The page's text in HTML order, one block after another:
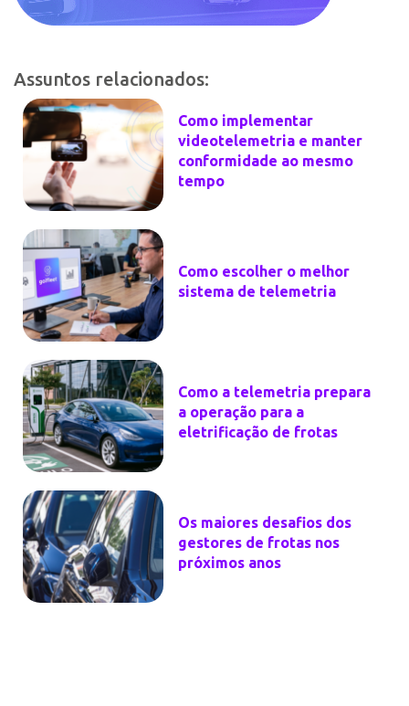
Assuntos relacionados:
Como implementar
videotelemetria e manter
conformidade ao mesmo
tempo
Como escolher o melhor
sistema de telemetria
Como a telemetria prepara
a operação para a
eletrificação de frotas
Os maiores desafios dos
gestores de frotas nos
próximos anos